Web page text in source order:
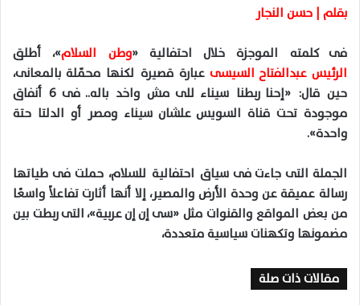
ن
ا
بقلم | حسن النجار
فى كلمته الموجزة خلال احتفالية «وطن السلام»، أطلق
الرئيس عبدالفتاح السيسى عبارة قصيرة لكنها محمّلة بالمعانى،
حين قال: «إحنا ربطنا سيناء للى مش واخد باله.. فى 6 أنفاق
موجودة تحت قناة السويس علشان سيناء ومصر أو الدلتا حتة
واحدة».
الجملة التى جاءت فى سياق احتفالية للسلام، حملت فى طياتها
رسالة عميقة عن وحدة الأرض والمصير، إلا أنها أثارت تفاعلاً واسعًا
من بعض المواقع والقنوات مثل «سى إن إن عربية»، التى ربطت بين
مضمونها وتكهنات سياسية متعددة،
مقالات ذات صلة